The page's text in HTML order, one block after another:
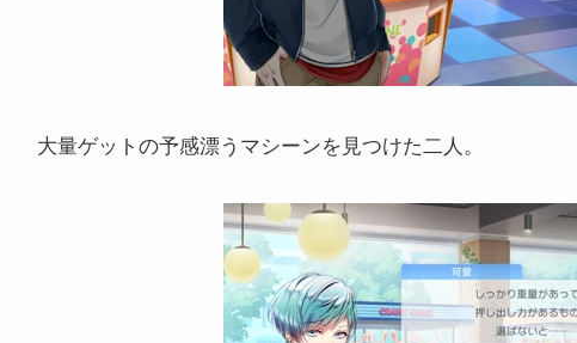
大量ゲットの予感漂うマシーンを見つけた二人。